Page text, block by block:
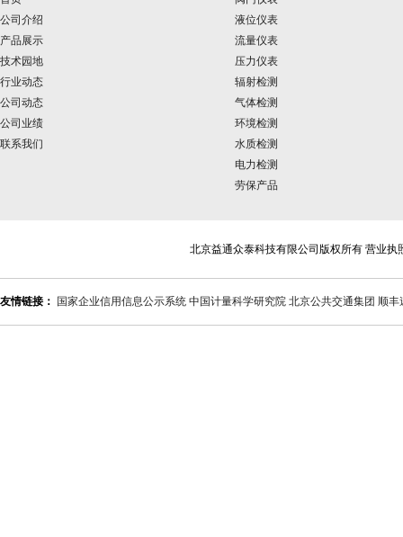
公司介绍
产品展示
技术园地
行业动态
公司动态
公司业绩
联系我们
液位仪表
流量仪表
压力仪表
辐射检测
气体检测
环境检测
水质检测
电力检测
劳保产品
北京益通众泰科技有限公司版权所有 营业执
友情链接： 国家企业信用信息公示系统 中国计量科学研究院 北京公共交通集团 顺丰